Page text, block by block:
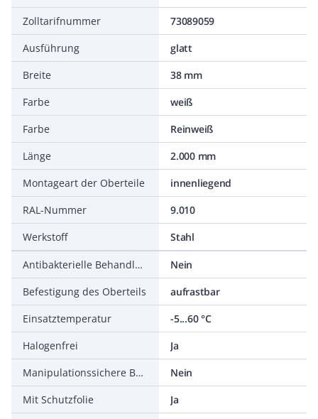
Zolltarifnummer
73089059
Ausführung
glatt
Breite
38 mm
Farbe
weiß
Farbe
Reinweiß
Länge
2.000 mm
Montageart der Oberteile
innenliegend
RAL-Nummer
9.010
Werkstoff
Stahl
Antibakterielle Behandlung
Nein
Befestigung des Oberteils
aufrastbar
Einsatztemperatur
-5...60 °C
Halogenfrei
Ja
Manipulationssichere Befestigung
Nein
Mit Schutzfolie
Ja